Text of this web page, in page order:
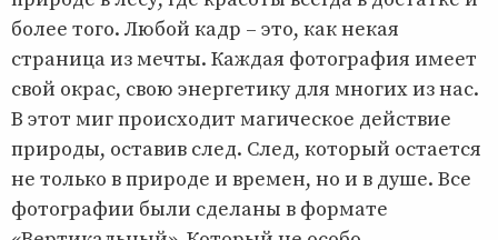
более того. Любой кадр – это, как некая
страница из мечты. Каждая фотография имеет
свой окрас, свою энергетику для многих из нас.
В этот миг происходит магическое действие
природы, оставив след. След, который остается
не только в природе и времен, но и в душе. Все
фотографии были сделаны в формате